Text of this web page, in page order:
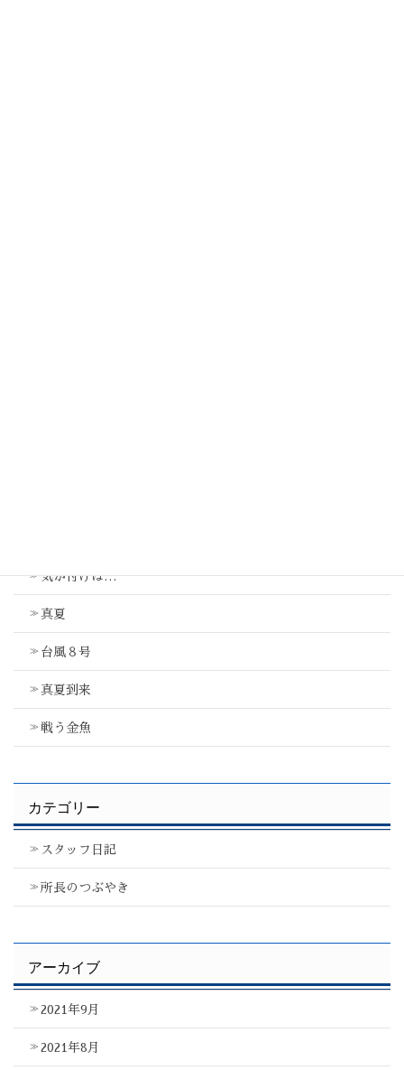
気が付けば…
真夏
台風８号
真夏到来
戦う金魚
カテゴリー
スタッフ日記
所長のつぶやき
アーカイブ
2021年9月
2021年8月